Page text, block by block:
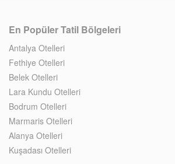
En Popüler Tatil Bölgeleri
Antalya Otelleri
Fethiye Otelleri
Belek Otelleri
Lara Kundu Otelleri
Bodrum Otelleri
Marmaris Otelleri
Alanya Otelleri
Kuşadası Otelleri